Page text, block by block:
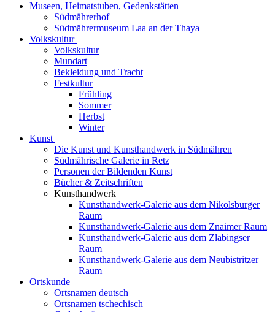
Museen, Heimatstuben, Gedenkstätten
Südmährerhof
Südmährermuseum Laa an der Thaya
Volkskultur
Volkskultur
Mundart
Bekleidung und Tracht
Festkultur
Frühling
Sommer
Herbst
Winter
Kunst
Die Kunst und Kunsthandwerk in Südmähren
Südmährische Galerie in Retz
Personen der Bildenden Kunst
Bücher & Zeitschriften
Kunsthandwerk
Kunsthandwerk-Galerie aus dem Nikolsburger
Raum
Kunsthandwerk-Galerie aus dem Znaimer Raum
Kunsthandwerk-Galerie aus dem Zlabingser
Raum
Kunsthandwerk-Galerie aus dem Neubistritzer
Raum
Ortskunde
Ortsnamen deutsch
Ortsnamen tschechisch